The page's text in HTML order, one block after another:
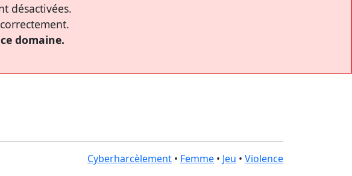
désactivées.
domaine.
Cyberharcèlement • Femme • Jeu • Violence